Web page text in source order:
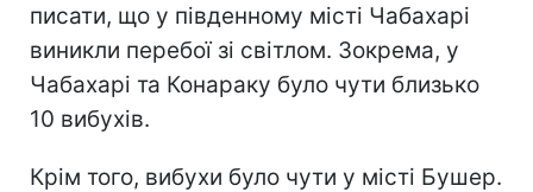
писати, що у південному місті Чабахарі
виникли перебої зі світлом. Зокрема, у
Чабахарі та Конараку було чути близько
10 вибухів.
Крім того, вибухи було чути у місті Бушер.